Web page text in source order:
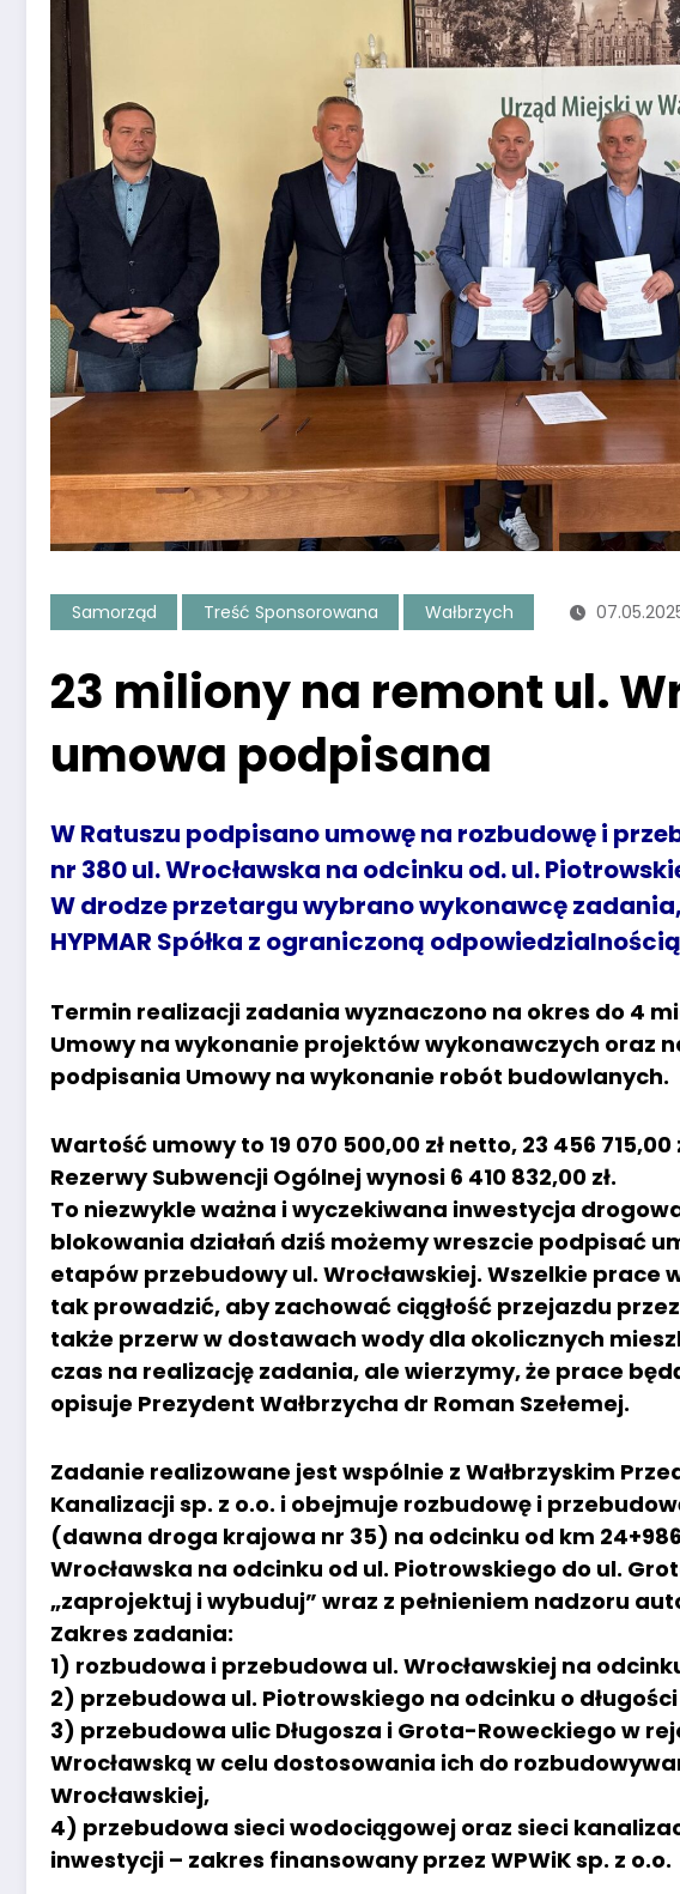
Samorząd Treść Sponsorowana Wałbrzych
23 miliony na remont ul.
umowa podpisana
W Ratuszu podpisano umowę na rozbudowę i
nr 380 ul. Wrocławska na odcinku od. ul.
W drodze przetargu wybrano wykonawcę
HYPMAR Spółka z ograniczoną
Termin realizacji zadania wyznaczono na okres do 4
Umowy na wykonanie projektów wykonawczych oraz
podpisania Umowy na wykonanie robót budowlanych.
Wartość umowy to 19 070 500,00 zł netto, 23 456
Rezerwy Subwencji Ogólnej wynosi 6 410 832,00 zł.
To niezwykle ważna i wyczekiwana inwestycja
blokowania działań dziś możemy wreszcie podpisać
etapów przebudowy ul. Wrocławskiej. Wszelkie prace
tak prowadzić, aby zachować ciągłość przejazdu
także przerw w dostawach wody dla okolicznych
czas na realizację zadania, ale wierzymy, że prace
opisuje Prezydent Wałbrzycha dr Roman Szełemej.
Zadanie realizowane jest wspólnie z Wałbrzyskim
Kanalizacji sp. z o.o. i obejmuje rozbudowę i
(dawna droga krajowa nr 35) na odcinku od km
Wrocławska na odcinku od ul. Piotrowskiego do ul.
„zaprojektuj i wybuduj” wraz z pełnieniem nadzoru
Zakres zadania:
1) rozbudowa i przebudowa ul. Wrocławskiej na
2) przebudowa ul. Piotrowskiego na odcinku o długości
3) przebudowa ulic Długosza i Grota-Roweckiego w
Wrocławską w celu dostosowania ich do
Wrocławskiej,
4) przebudowa sieci wodociągowej oraz sieci
inwestycji – zakres finansowany przez WPWiK sp. z o.o.